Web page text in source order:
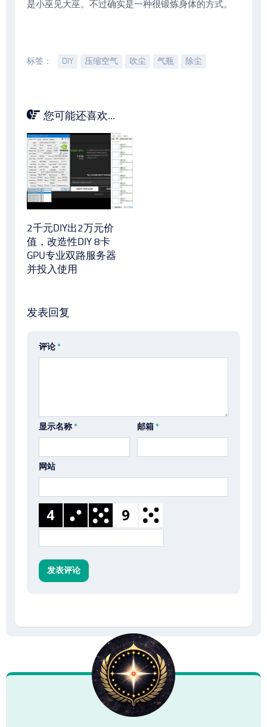
是小巫见大巫。不过确实是一种很锻炼身体的方式。
标签： DIY 压缩空气 吹尘 气瓶 除尘
您可能还喜欢...
2千元DIY出2万元价
值，改造性DIY 8卡
GPU专业双路服务器
并投入使用
发表回复
评论*
显示名称* 邮箱*
网站